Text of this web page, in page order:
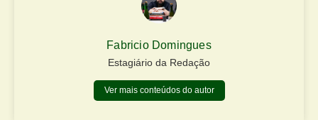
Fabricio Domingues
Estagiário da Redação
Ver mais conteúdos do autor